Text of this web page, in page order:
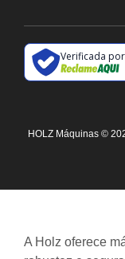
Verificada por
HOLZ Máquinas ©
A Holz oferece